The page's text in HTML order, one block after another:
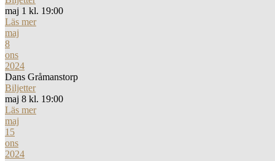
maj 1 kl. 19:00
Läs mer
maj
8
ons
2024
Dans Gråmanstorp
Biljetter
maj 8 kl. 19:00
Läs mer
maj
15
ons
2024